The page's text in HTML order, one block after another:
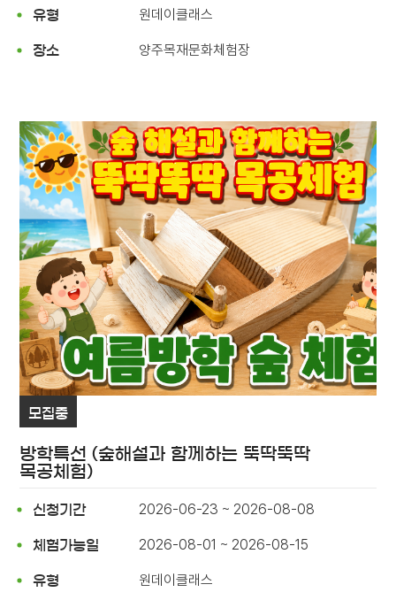
유형 원데이클래스
장소 양주목재문화체험장
모집중
방학특선 (숲해설과 함께하는 뚝딱뚝딱
목공체험)
신청기간 2026-06-23 ~ 2026-08-08
체험가능일 2026-08-01 ~ 2026-08-15
유형 원데이클래스